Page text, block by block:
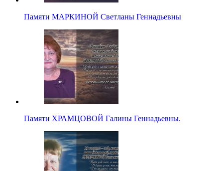
Памяти МАРКИНОЙ Светланы Геннадьевны
Памяти ХРАМЦОВОЙ Галины Геннадьевны.